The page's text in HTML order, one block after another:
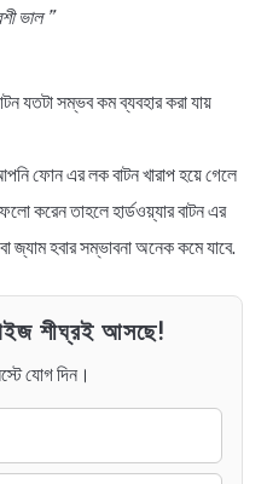
ভাল ”
যতটা সম্ভব কম ব্যবহার করা যায়
ফোন এর লক বাটন খারাপ হয়ে গেলে
করেন তাহলে হার্ডওয়্যার বাটন এর
জ্যাম হবার সম্ভাবনা অনেক কমে যাবে.
শীঘ্রই আসছে!
যোগ দিন।